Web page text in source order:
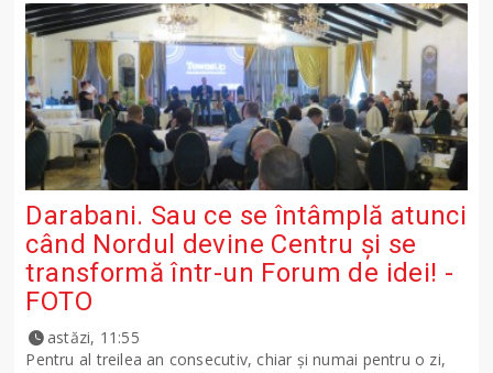
Darabani. Sau ce se întâmplă atunci
când Nordul devine Centru și se
transformă într-un Forum de idei! -
FOTO
astăzi, 11:55
Pentru al treilea an consecutiv, chiar și numai pentru o zi,